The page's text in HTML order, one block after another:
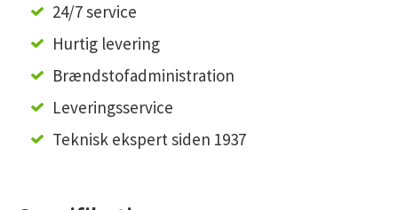
24/7 service
Hurtig levering
Brændstofadministration
Leveringsservice
Teknisk ekspert siden 1937